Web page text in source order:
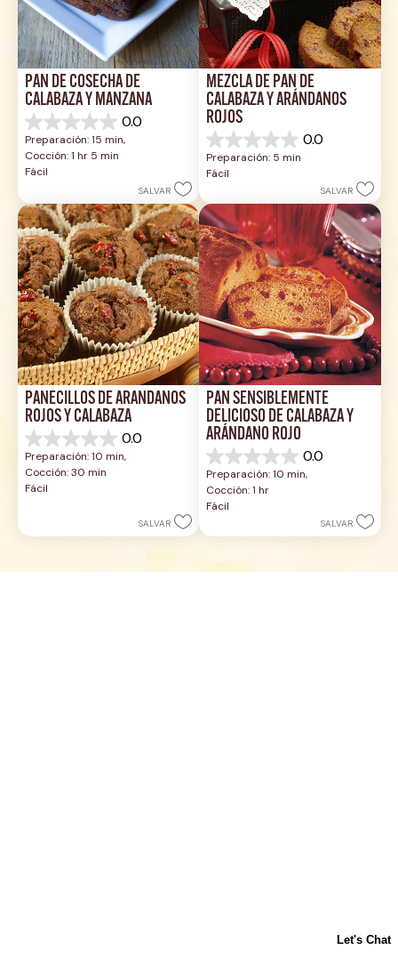
PAN DE COSECHA DE
CALABAZA Y MANZANA
0.0
0.0
de
5
estrellas.
Preparación: 15 min,
Cocción: 1 hr 5 min
Fácil
SALVAR
MEZCLA DE PAN DE
CALABAZA Y ARÁNDANOS
ROJOS
0.0
0.0
de
5
Preparación: 5 min
Fácil
SALVAR
PANECILLOS DE ARÁNDANOS
ROJOS Y CALABAZA
0.0
0.0
de
5
estrellas.
Preparación: 10 min,
Cocción: 30 min
Fácil
SALVAR
PAN SENSIBLEMENTE
DELICIOSO DE CALABAZA Y
ARÁNDANO ROJO
0.0
0.0
de
5
estrellas.
Preparación: 10 min,
Cocción: 1 hr
Fácil
SALVAR